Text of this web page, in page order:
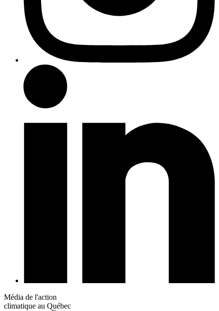
Média de l'action
climatique au Québec